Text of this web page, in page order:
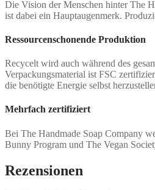
Die Vision der Menschen hinter The
ist dabei ein Hauptaugenmerk.
Ressourcenschonende Produktion
Recycelt wird auch während des
Verpackungsmaterial ist FSC
die benötigte Energie selbst
Mehrfach zertifiziert
Bei The Handmade Soap Company
Bunny Program und The Vegan
Rezensionen